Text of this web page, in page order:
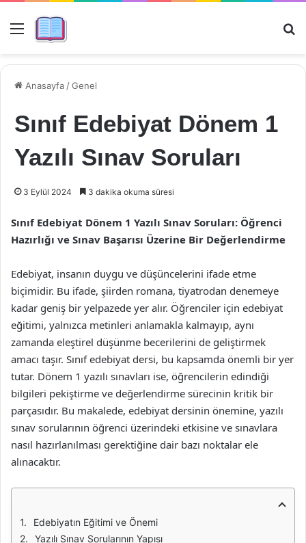
Menü
Anasayfa /Genel
Sınıf Edebiyat Dönem 1
Yazılı Sınav Soruları
3 Eylül 2024 3 dakika okuma süresi
Sınıf Edebiyat Dönem 1 Yazılı Sınav Soruları: Öğrenci
Hazırlığı ve Sınav Başarısı Üzerine Bir Değerlendirme
Edebiyat, insanın duygu ve düşüncelerini ifade etme
biçimidir. Bu ifade, şiirden romana, tiyatrodan denemeye
kadar geniş bir yelpazede yer alır. Öğrenciler için edebiyat
eğitimi, yalnızca metinleri anlamakla kalmayıp, aynı
zamanda eleştirel düşünme becerilerini de geliştirmek
amacı taşır. Sınıf edebiyat dersi, bu kapsamda önemli bir yer
tutar. Dönem 1 yazılı sınavları ise, öğrencilerin edindiği
bilgileri pekiştirme ve değerlendirme sürecinin kritik bir
parçasıdır. Bu makalede, edebiyat dersinin önemine, yazılı
sınav sorularının öğrenci üzerindeki etkisine ve sınavlara
nasıl hazırlanılması gerektiğine dair bazı noktalar ele
alınacaktır.
Edebiyatın Eğitimi ve Önemi
Yazılı Sınav Sorularının Yapısı